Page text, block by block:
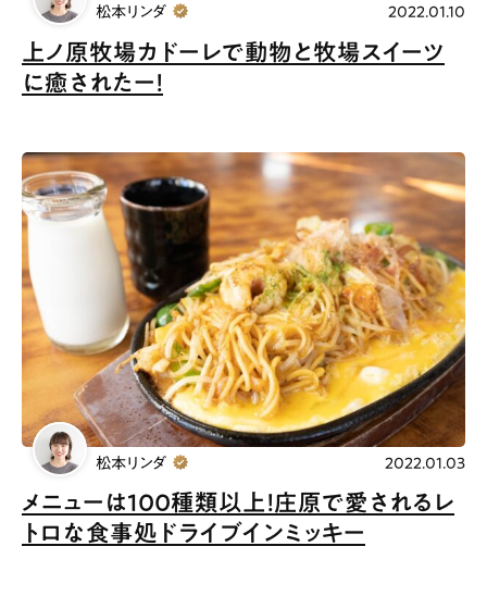
上ノ原牧場カドーレで動物と牧場スイーツ
に癒されたー！
松本リンダ 2022.01.10
メニューは100種類以上！庄原で愛されるレ
トロな食事処ドライブインミッキー
松本リンダ 2022.01.03